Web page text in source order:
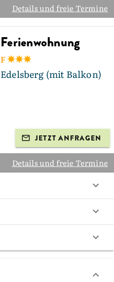
Details und freie Termine
Ferienwohnung
F
Edelsberg (mit Balkon)
JETZT ANFRAGEN
Details und freie Termine